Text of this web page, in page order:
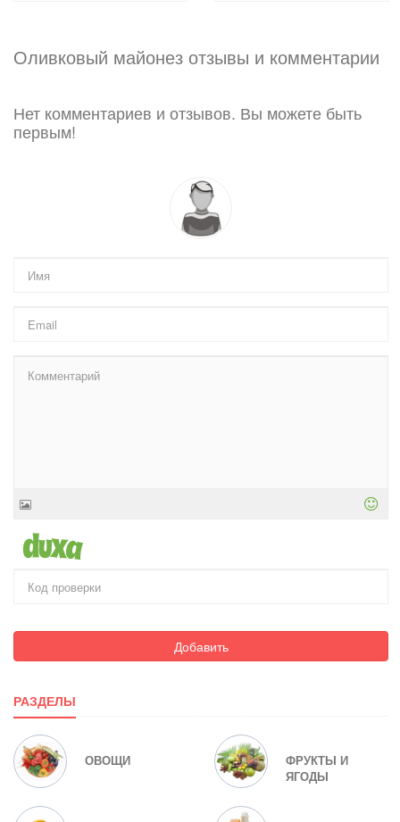
Оливковый майонез отзывы и комментарии
Нет комментариев и отзывов. Вы можете быть
первым!
Добавить
РАЗДЕЛЫ
ОВОЩИ
ФРУКТЫ И
ЯГОДЫ